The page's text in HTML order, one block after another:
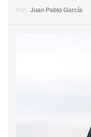
Por: Juan Pablo García